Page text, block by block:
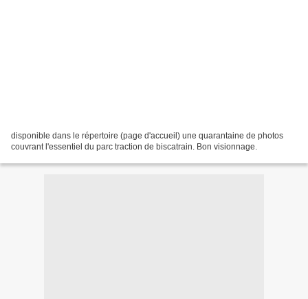
disponible dans le répertoire (page d'accueil) une quarantaine de photos
couvrant l'essentiel du parc traction de biscatrain. Bon visionnage.